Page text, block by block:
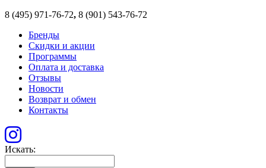
8 (495) 971-76-72, 8 (901) 543-76-72
Бренды
Скидки и акции
Программы
Оплата и доставка
Отзывы
Новости
Возврат и обмен
Контакты
Искать: